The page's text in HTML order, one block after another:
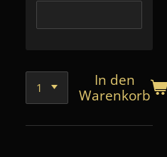
In den
Warenkorb